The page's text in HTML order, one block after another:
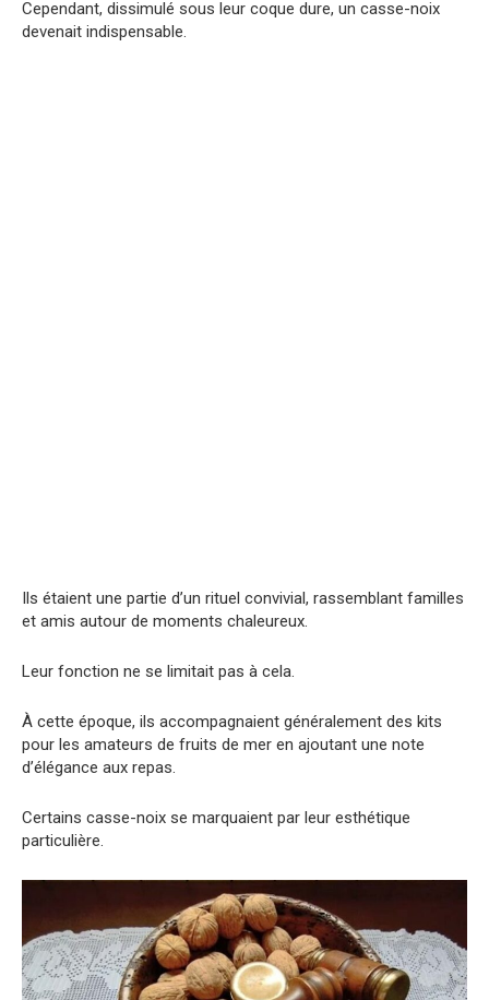
Cependant, dissimulé sous leur coque dure, un casse-noix
devenait indispensable.
Ils étaient une partie d’un rituel convivial, rassemblant familles
et amis autour de moments chaleureux.
Leur fonction ne se limitait pas à cela.
À cette époque, ils accompagnaient généralement des kits
pour les amateurs de fruits de mer en ajoutant une note
d’élégance aux repas.
Certains casse-noix se marquaient par leur esthétique
particulière.